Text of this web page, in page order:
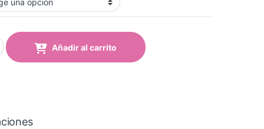
Pastel Mate (742-05 Pastel Tiffany Matt) quantity
Añadir al carrito